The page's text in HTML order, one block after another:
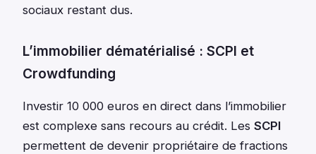
sociaux restant dus.
L’immobilier dématérialisé : SCPI et
Crowdfunding
Investir 10 000 euros en direct dans l’immobilier
est complexe sans recours au crédit. Les SCPI
permettent de devenir propriétaire de fractions